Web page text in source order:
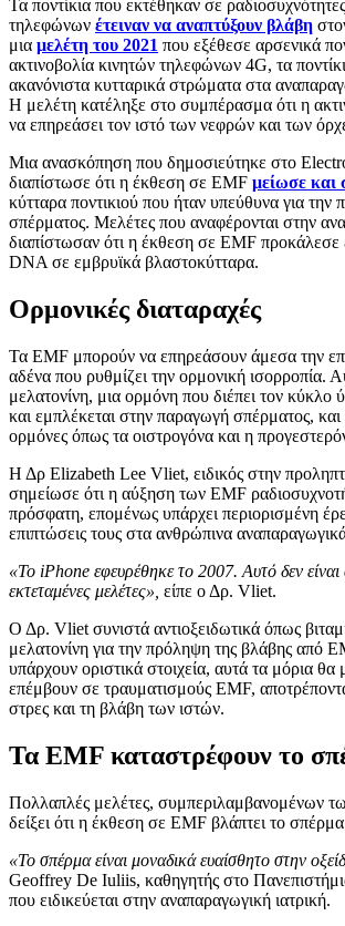
Τα ποντίκια που εκτέθηκαν σε
τηλεφώνων έτειναν να αναπτύξουν βλάβη
μια μελέτη του 2021 που εξέθεσε αρσενικά
ακτινοβολία κινητών τηλεφώνων 4G, τα
ακανόνιστα κυτταρικά στρώματα στα
Η μελέτη κατέληξε στο συμπέρασμα ότι η
να επηρεάσει τον ιστό των νεφρών και των
Μια ανασκόπηση που δημοσιεύτηκε στο
διαπίστωσε ότι η έκθεση σε EMF μείωσε και
κύτταρα ποντικιού που ήταν υπεύθυνα για την
σπέρματος. Μελέτες που αναφέρονται στην
διαπίστωσαν ότι η έκθεση σε EMF προκάλεσε
DNA σε εμβρυϊκά βλαστοκύτταρα.
Ορμονικές διαταραχές
Τα EMF μπορούν να επηρεάσουν άμεσα την
αδένα που ρυθμίζει την ορμονική ισορροπία.
μελατονίνη, μια ορμόνη που διέπει τον κύκλο
και εμπλέκεται στην παραγωγή σπέρματος, και
ορμόνες όπως τα οιστρογόνα και η
Η Δρ Elizabeth Lee Vliet, ειδικός στην
σημείωσε ότι η αύξηση των EMF
πρόσφατη, επομένως υπάρχει περιορισμένη
επιπτώσεις τους στα ανθρώπινα
«Το iPhone εφευρέθηκε το 2007. Αυτό δεν είναι
εκτεταμένες μελέτες», είπε ο Δρ. Vliet.
Ο Δρ. Vliet συνιστά αντιοξειδωτικά όπως
μελατονίνη για την πρόληψη της βλάβης από
υπάρχουν οριστικά στοιχεία, αυτά τα μόρια
επέμβουν σε τραυματισμούς EMF,
στρες και τη βλάβη των ιστών.
Τα EMF καταστρέφουν το
Πολλαπλές μελέτες, συμπεριλαμβανομένων
δείξει ότι η έκθεση σε EMF βλάπτει το
«Το σπέρμα είναι μοναδικά ευαίσθητο στην
Geoffrey De Iuliis, καθηγητής στο
που ειδικεύεται στην αναπαραγωγική ιατρική.